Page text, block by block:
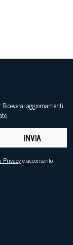
aggiornamenti
INVIA
Privacye acconsento